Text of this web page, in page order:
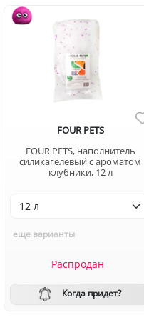
FOUR PETS
FOUR PETS, наполнитель
силикагелевый с ароматом
клубники, 12 л
еще варианты
Распродан
Когда придет?